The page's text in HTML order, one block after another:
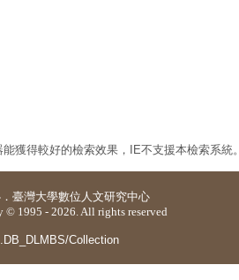
獲得較好的檢索效果，IE不支援本檢索系統。
． 臺灣大學數位人文研究中心
1995 - 2026. All rights reserved
Collection